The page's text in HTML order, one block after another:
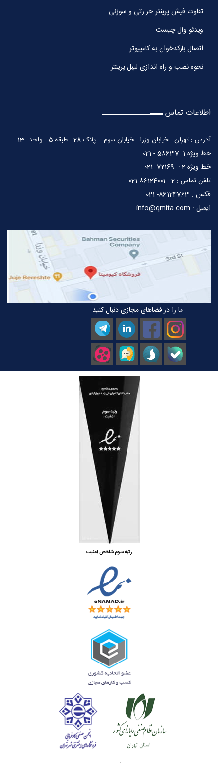
تفاوت فیش پرینتر حرارتی و سوزنی
ویدئو وال چیست
اتصال بارکدخوان به کامپیوتر
نحوه نصب و راه اندازی لیبل پرینتر
اطلاعات تماس
آدرس : تهران - خیابان وزرا - خیابان سوم - پلاک 28 - طبقه 5 - واحد 13
خط ویژه 1: 58637 - 021
خط ویژه 2 : 72169- 021
تلفن تماس : 2 - 86124001-021
فکس : 86124763- 021
ایمیل : info@qmita.com
ما را در فضاهای مجازی دنبال کنید
رتبه سوم شاخص امنیت